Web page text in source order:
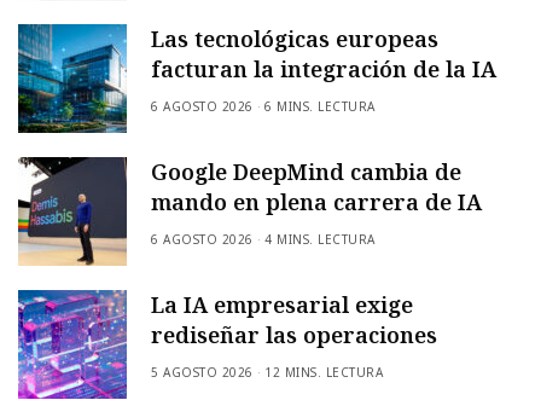
Las tecnológicas europeas
facturan la integración de la IA
6 AGOSTO 2026 6 MINS. LECTURA
Google DeepMind cambia de
mando en plena carrera de IA
6 AGOSTO 2026 4 MINS. LECTURA
La IA empresarial exige
rediseñar las operaciones
5 AGOSTO 2026 12 MINS. LECTURA